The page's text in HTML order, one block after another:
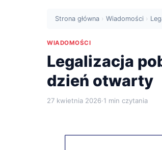
Strona główna › Wiadomości ›
WIADOMOŚCI
Legalizacja
dzień otwarty
27 kwietnia 2026·1 min czytania